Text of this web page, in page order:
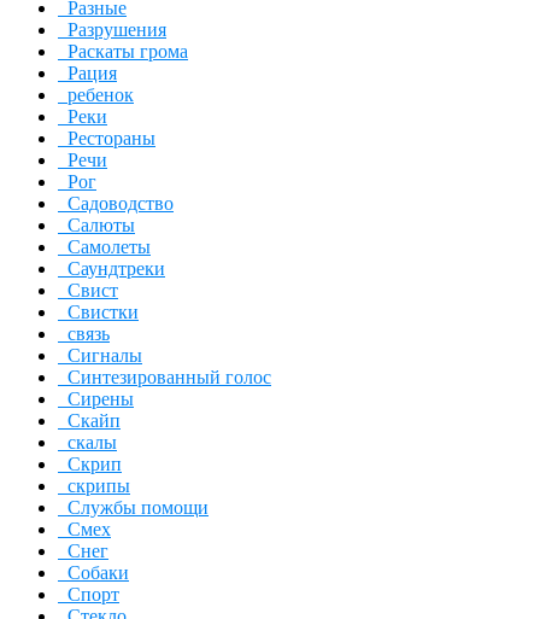
Разные
Разрушения
Раскаты грома
Рация
ребенок
Реки
Рестораны
Речи
Рог
Садоводство
Салюты
Самолеты
Саундтреки
Свист
Свистки
связь
Сигналы
Синтезированный голос
Сирены
Скайп
скалы
Скрип
скрипы
Службы помощи
Смех
Снег
Собаки
Спорт